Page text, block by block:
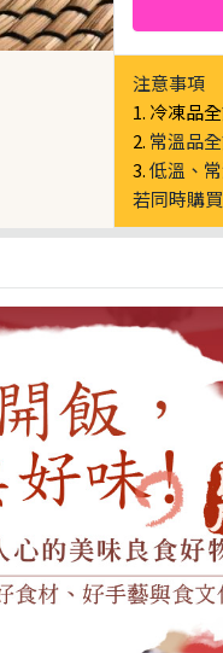
注意事項
1. 冷凍品
2. 常溫品
3.低溫、
若同時購